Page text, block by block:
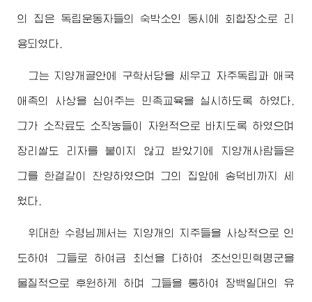
의 집은 독립운동자들의 숙박소인 동시에 회합장소로 리
용되였다.
그는 지양개골안에 구학서당을 세우고 자주독립과 애국
애족의 사상을 심어주는 민족교육을 실시하도록 하였다.
그가 소작료도 소작농들이 자원적으로 바치도록 하였으며
장리쌀도 리자를 붙이지 않고 받았기에 지양개사람들은
그를 한결같이 찬양하였으며 그의 집앞에 송덕비까지 세
웠다.
위대한 수령님께서는 지양개의 지주들을 사상적으로 인
도하여 그들로 하여금 최선을 다하여 조선인민혁명군을
물질적으로 후원하게 하며 그들을 통하여 장백일대의 유